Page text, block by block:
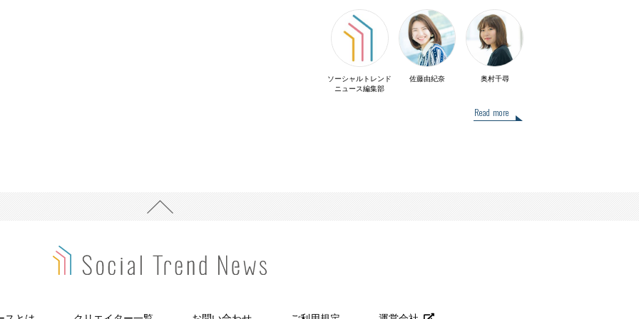
ソーシャルトレンド
ニュース編集部
佐藤由紀奈 奥村千尋
Read more